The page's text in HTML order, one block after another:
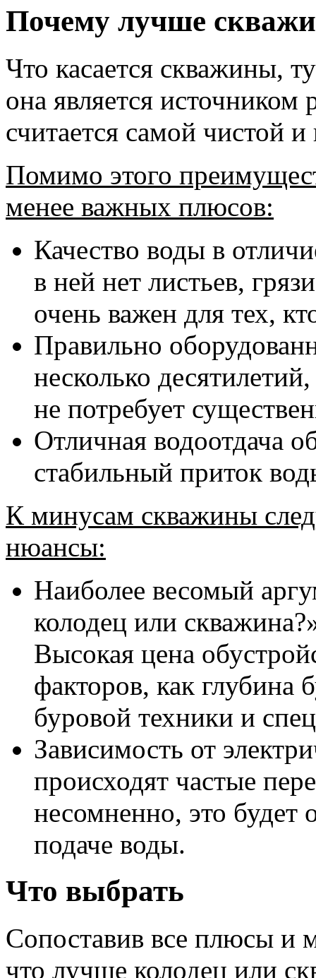
Почему лучше
Что касается скважины,
она является
считается самой чистой
Помимо этого
менее важных плюсов:
Качество воды в
в ней нет листьев,
очень важен для тех,
Правильно
несколько
не потребует
Отличная водоотдача
стабильный приток
К минусам скважины
нюансы:
Наиболее весомый
колодец или
Высокая цена
факторов, как глубина
буровой техники и
Зависимость от
происходят частые
несомненно, это будет
подаче воды.
Что выбрать
Сопоставив все плюсы и
что лучше колодец или